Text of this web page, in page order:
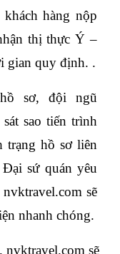
hàng nộp
thị thực Ý –
gian quy định. .
sơ, đội ngũ
sao tiến trình
trạng hồ sơ liên
sứ quán yêu
sẽ
nhanh chóng.
nvktravel.com sẽ